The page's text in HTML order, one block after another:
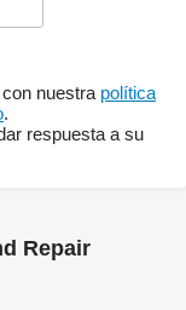
nuestra política
.
respuesta a su
Repair